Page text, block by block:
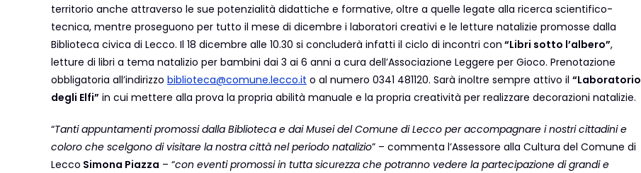
territorio anche attraverso le sue potenzialità didattiche e formative, oltre a quelle legate alla ricerca scientifico-
tecnica, mentre proseguono per tutto il mese di dicembre i laboratori creativi e le letture natalizie promosse dalla
Biblioteca civica di Lecco. Il 18 dicembre alle 10.30 si concluderà infatti il ciclo di incontri con “Libri sotto l’albero”,
letture di libri a tema natalizio per bambini dai 3 ai 6 anni a cura dell’Associazione Leggere per Gioco. Prenotazione
obbligatoria all’indirizzo biblioteca@comune.lecco.it o al numero 0341 481120. Sarà inoltre sempre attivo il “Laboratorio
degli Elfi” in cui mettere alla prova la propria abilità manuale e la propria creatività per realizzare decorazioni natalizie.
“Tanti appuntamenti promossi dalla Biblioteca e dai Musei del Comune di Lecco per accompagnare i nostri cittadini e
coloro che scelgono di visitare la nostra città nel periodo natalizio” – commenta l’Assessore alla Cultura del Comune di
Lecco Simona Piazza – “con eventi promossi in tutta sicurezza che potranno vedere la partecipazione di grandi e